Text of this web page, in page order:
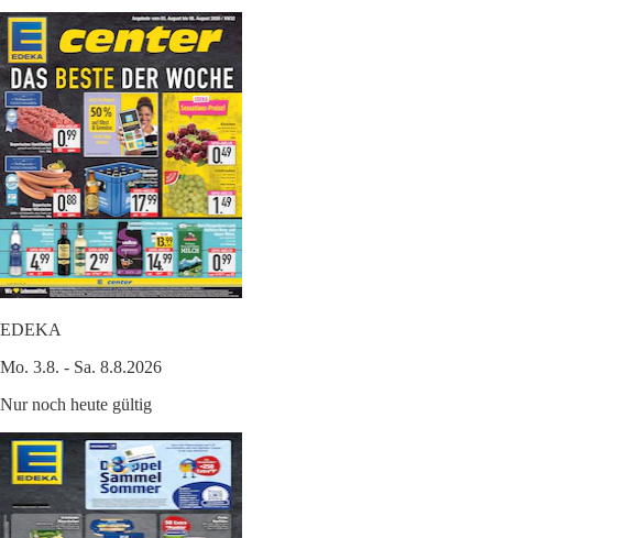
EDEKA
Mo. 3.8. - Sa. 8.8.2026
Nur noch heute gültig